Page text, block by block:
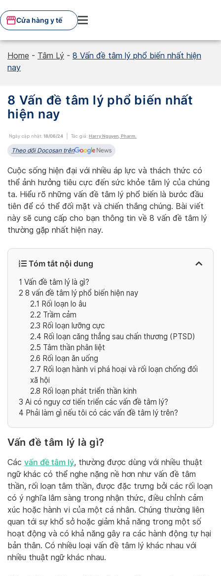
to
content
Cửa hàng y tế
Home - Tâm Lý - 8 Vấn đề tâm lý phổ biến nhất hiện
nay
8 Vấn đề tâm lý phổ biến nhất
hiện nay
Ngày cập nhật: 18/06/24 Tác giả: Harry Nguyen, Pharm.
Theo dõi Docosan trên
Cuộc sống hiện đại với nhiều áp lực và thách thức có
thể ảnh hưởng tiêu cực đến sức khỏe tâm lý của chúng
ta. Hiểu rõ những vấn đề tâm lý phổ biến là bước đầu
tiên để có thể đối mặt và chiến thắng chúng. Bài viết
này sẽ cung cấp cho bạn thông tin về 8 vấn đề tâm lý
thường gặp nhất hiện nay.
Tóm tắt nội dung
1 Vấn đề tâm lý là gì?
2 8 vấn đề tâm lý phổ biến hiện nay
2.1 Rối loạn lo âu
2.2 Trầm cảm
2.3 Rối loạn lưỡng cực
2.4 Rối loạn căng thẳng sau chấn thương (PTSD)
2.5 Tâm thần phân liệt
2.6 Rối loạn ăn uống
2.7 Rối loạn hành vi phá hoại và rối loạn chống đối
xã hội
2.8 Rối loạn phát triển thần kinh
3 Ai có nguy cơ tiến triển các vấn đề tâm lý?
4 Phải làm gì nếu tôi có các vấn đề tâm lý trên?
Vấn đề tâm lý là gì?
Các vấn đề tâm lý, thường được dùng với nhiều thuật
ngữ khác có thể nghe nặng nề hơn như vấn đề tâm
thần, rối loạn tâm thần, được đặc trưng bởi các rối loạn
có ý nghĩa lâm sàng trong nhận thức, điều chỉnh cảm
xúc hoặc hành vi của một cá nhân. Chúng thường liên
quan tới sự khổ sở hoặc giảm khả năng trong một số
hoạt động và có khả năng gây ra các hành động tự hại
bản thân. Có nhiều loại vấn đề tâm lý khác nhau với
nhiều thuật ngữ khác nhau.